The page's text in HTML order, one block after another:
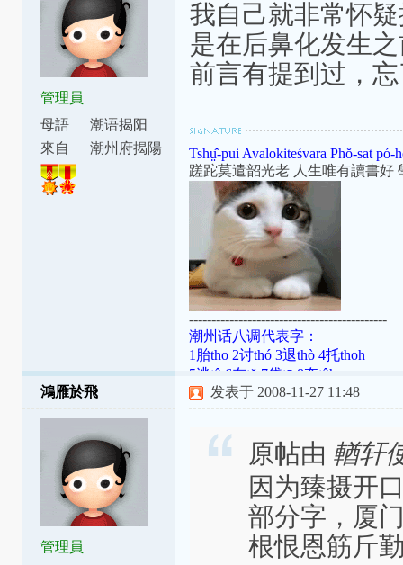
管理員
母語
潮语揭阳
腔
來自
潮州府揭陽
我自己就非常怀
是在后鼻化发生
前言有提到过，
Tshṳ̂-pui Avalokiteśvara Phŏ-sat pó-
蹉跎莫遣韶光老 人生唯有讀書好
--------------------------------------------
潮州话八调代表字：
1胎tho 2讨thó 3退thò 4托thoh
5逃tô 6在tŏ 7袋tō 8夺tôh
潮罗特殊变体：[ɯ]=ṳ=ur；
[aʔ8]=âh=a̍h；[ts]=ts=ch；
鴻雁於飛
管理員
发表于 2008-11-27 11:48
原帖由 輶轩
因为臻摄开
部分字，厦
根恨恩筋斤